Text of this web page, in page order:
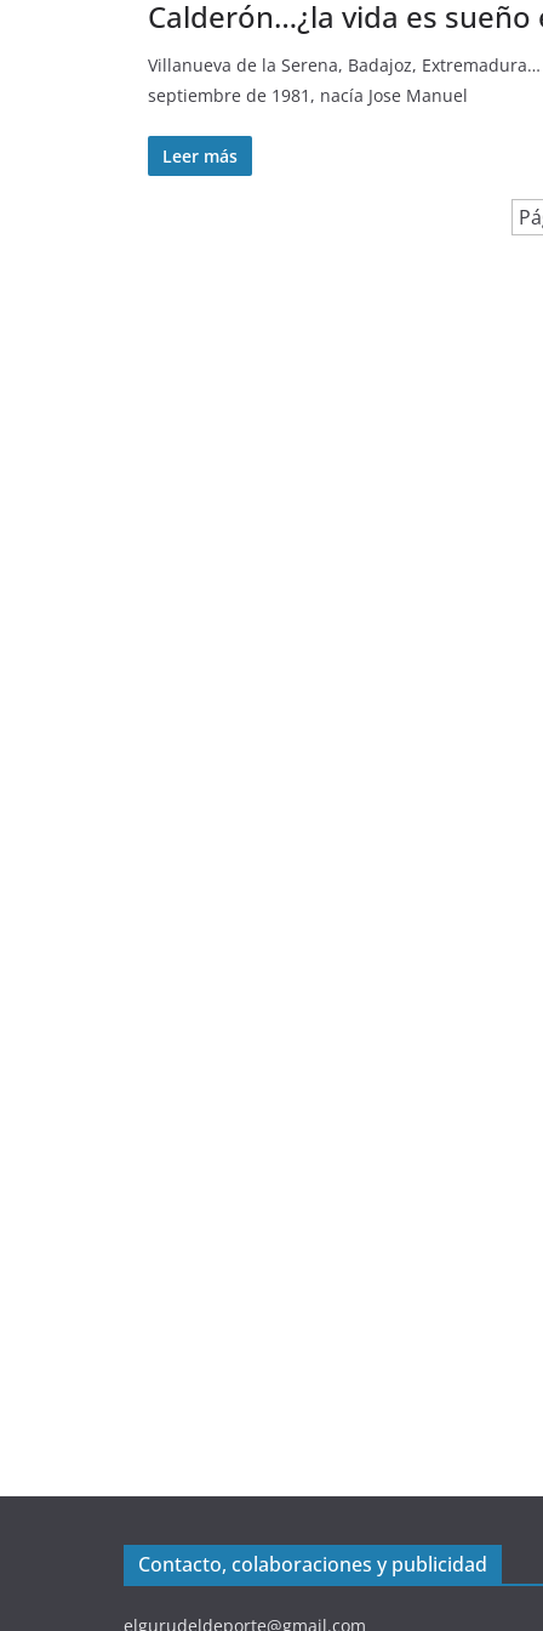
Calderón…¿la vida es sueño
Villanueva de la Serena, Badajoz,
septiembre de 1981, nacía Jose Manuel
Leer más
Contacto, colaboraciones y publicidad
elgurudeldeporte@gmail.com